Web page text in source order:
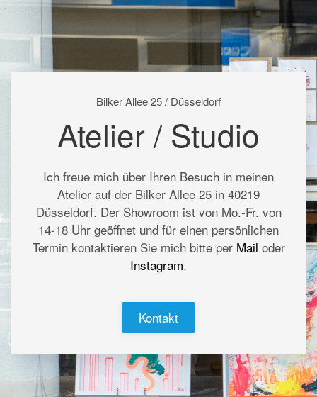
Bilker Allee 25 / Düsseldorf
Atelier / Studio
Ich freue mich über Ihren Besuch in meinen
Atelier auf der Bilker Allee 25 in 40219
Düsseldorf. Der Showroom ist von Mo.-Fr. von
14-18 Uhr geöffnet und für einen persönlichen
Termin kontaktieren Sie mich bitte per Mail oder
Instagram.
Kontakt